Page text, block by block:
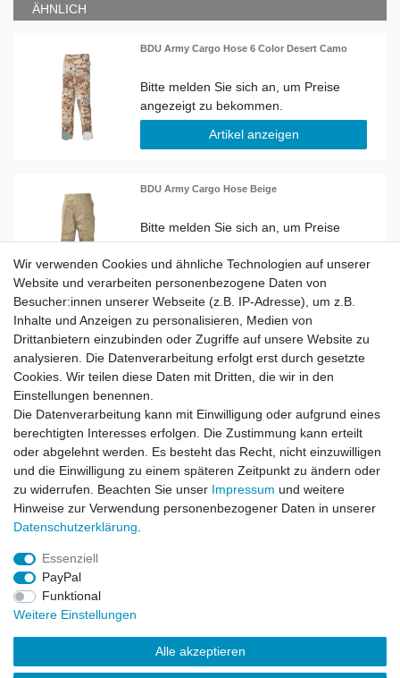
ÄHNLICH
BDU Army Cargo Hose 6 Color Desert Camo
Artikel anzeigen
BDU Army Cargo Hose Beige
Artikel anzeigen
BDU Army Cargo Hose Beige Camo
Artikel anzeigen
BDU Army Cargo Hose City Camo
Daten­schutz­erklärung
Wir verwenden Cookies und ähnliche Technologien auf unserer
Website und verarbeiten personenbezogene Daten von
Besucher:innen unserer Webseite (z.B. IP-Adresse), um z.B.
Inhalte und Anzeigen zu personalisieren, Medien von
Drittanbietern einzubinden oder Zugriffe auf unsere Website zu
analysieren. Die Datenverarbeitung erfolgt erst durch gesetzte
Cookies. Wir teilen diese Daten mit Dritten, die wir in den
Einstellungen benennen.
Die Datenverarbeitung kann mit Einwilligung oder aufgrund eines
berechtigten Interesses erfolgen. Die Zustimmung kann erteilt
oder abgelehnt werden. Es besteht das Recht, nicht einzuwilligen
und die Einwilligung zu einem späteren Zeitpunkt zu ändern oder
zu widerrufen. Beachten Sie unser Impressum und weitere
Hinweise zur Verwendung personenbezogener Daten in unserer
Daten­schutz­erklärung
Essenziell
PayPal
Funktional
Weitere Einstellungen
Alle akzeptieren